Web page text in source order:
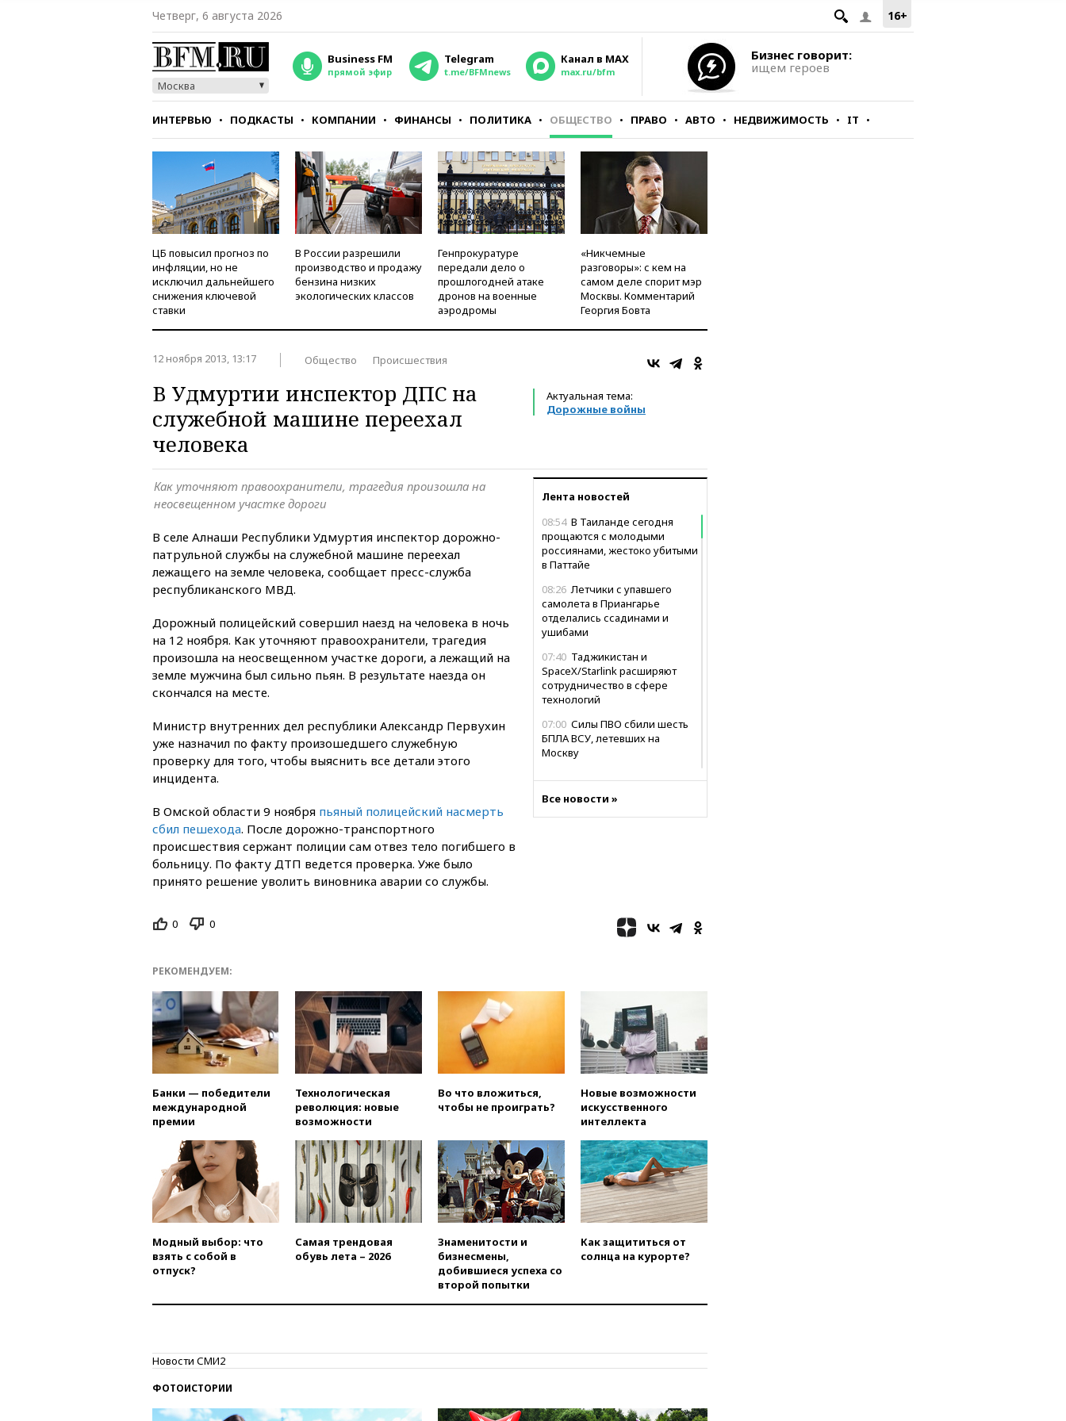
16+
Четверг, 6 августа 2026
Москва
Business FM
прямой эфир
Telegram
t.me/BFMnews
Канал в MAX
max.ru/bfm
Бизнес говорит:
ищем героев
ИНТЕРВЬЮ ПОДКАСТЫ КОМПАНИИ ФИНАНСЫ ПОЛИТИКА ОБЩЕСТВО ПРАВО АВТО НЕДВИЖИМОСТЬ IT
СТИЛЬ ТЕСТЫ
ЦБ повысил прогноз по
инфляции, но не
исключил дальнейшего
снижения ключевой
ставки
В России разрешили
производство и продажу
бензина низких
экологических классов
Генпрокуратуре
передали дело о
прошлогодней атаке
дронов на военные
аэродромы
«Никчемные
разговоры»: с кем на
самом деле спорит мэр
Москвы. Комментарий
Георгия Бовта
12 ноября 2013, 13:17 Общество Происшествия
Актуальная тема:
Дорожные войны
В Удмуртии инспектор ДПС на
служебной машине переехал
человека
Лента новостей
08:54 В Таиланде сегодня
прощаются с молодыми
россиянами, жестоко убитыми
в Паттайе
08:26 Летчики с упавшего
самолета в Приангарье
отделались ссадинами и
ушибами
07:40 Таджикистан и
SpaceX/Starlink расширяют
сотрудничество в сфере
технологий
07:00 Силы ПВО сбили шесть
БПЛА ВСУ, летевших на
Москву
06:01МИД РФ: Казахстан
Мирошник: России стоит
быть готовой к продолжению
предпочел бы соглашение с
Лантратова: судьба
сотни жителей Курской
области все еще неизвестна
сохранить мобилизационный
ресурс для Украины
Бэтмена» показала лицо
после последней операции
вчера, 23:35Российского
историка Артема Кирпиченка
арестовали в Израиле
вчера, 23:23 «Спартак»
разгромил «Оренбург» в
Кубке России
X о миграционном кризисе в
Все новости »
Как уточняют правоохранители, трагедия произошла на
неосвещенном участке дороги
В селе Алнаши Республики Удмуртия инспектор дорожно-
патрульной службы на служебной машине переехал
лежащего на земле человека, сообщает пресс-служба
республиканского МВД.
Дорожный полицейский совершил наезд на человека в ночь
на 12 ноября. Как уточняют правоохранители, трагедия
произошла на неосвещенном участке дороги, а лежащий на
земле мужчина был сильно пьян. В результате наезда он
скончался на месте.
Министр внутренних дел республики Александр Первухин
уже назначил по факту произошедшего служебную
проверку для того, чтобы выяснить все детали этого
инцидента.
В Омской области 9 ноября пьяный полицейский насмерть
сбил пешехода. После дорожно-транспортного
происшествия сержант полиции сам отвез тело погибшего в
больницу. По факту ДТП ведется проверка. Уже было
принято решение уволить виновника аварии со службы.
0 0
РЕКОМЕНДУЕМ:
Банки — победители
международной
премии
Технологическая
революция: новые
возможности
Во что вложиться,
чтобы не проиграть?
Новые возможности
искусственного
интеллекта
Модный выбор: что
взять с собой в
отпуск?
Самая трендовая
обувь лета – 2026
Знаменитости и
бизнесмены,
добившиеся успеха со
второй попытки
Как защититься от
солнца на курорте?
Новости СМИ2
ФОТОИСТОРИИ